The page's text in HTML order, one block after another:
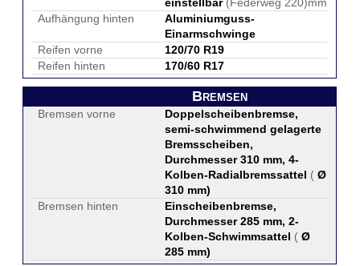
Aufhängung hinten
Aluminiumguss-
Einarmschwinge
Reifen vorne
120/70 R19
Reifen hinten
170/60 R17
Bremsen
Bremsen vorne
Doppelscheibenbremse,
semi-schwimmend gelagerte
Bremsscheiben,
Durchmesser 310 mm, 4-
Kolben-Radialbremssattel ( Ø
310 mm)
Bremsen hinten
Einscheibenbremse,
Durchmesser 285 mm, 2-
Kolben-Schwimmsattel ( Ø
285 mm)